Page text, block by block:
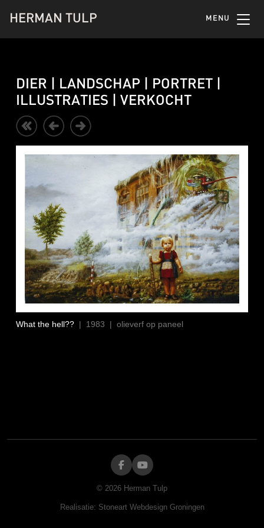
HERMAN TULP MENU
DIER | LANDSCHAP | PORTRET |
ILLUSTRATIES | VERKOCHT
What the hell?? | 1983 | olieverf op paneel
© 2026 Herman Tulp
Realisatie: Stoneart Webdesign Groningen